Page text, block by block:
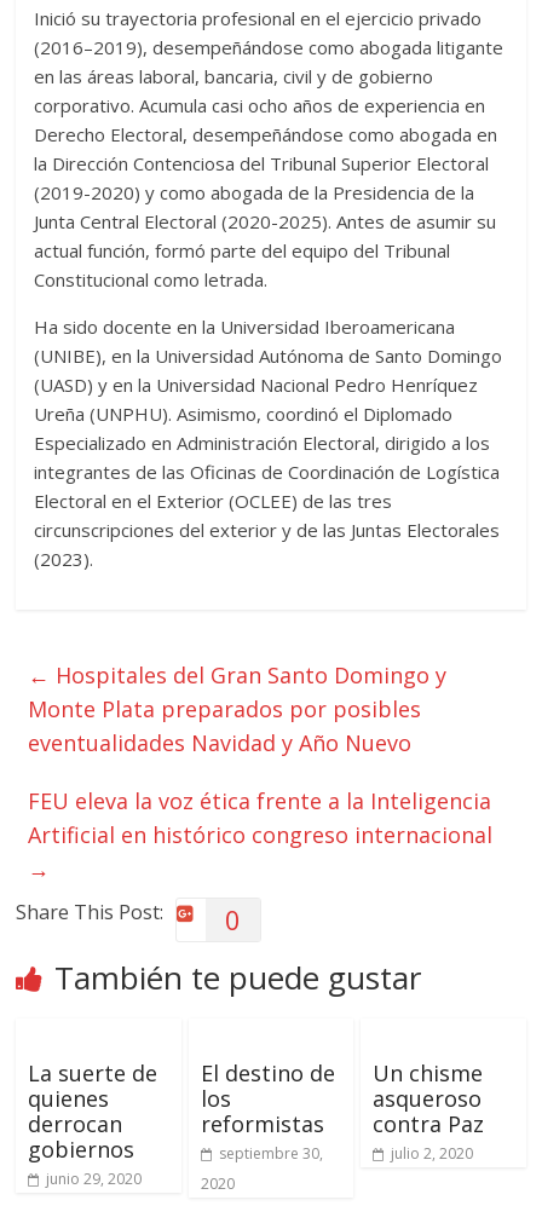
Inició su trayectoria profesional en el ejercicio privado
(2016–2019), desempeñándose como abogada litigante
en las áreas laboral, bancaria, civil y de gobierno
corporativo. Acumula casi ocho años de experiencia en
Derecho Electoral, desempeñándose como abogada en
la Dirección Contenciosa del Tribunal Superior Electoral
(2019-2020) y como abogada de la Presidencia de la
Junta Central Electoral (2020-2025). Antes de asumir su
actual función, formó parte del equipo del Tribunal
Constitucional como letrada.
Ha sido docente en la Universidad Iberoamericana
(UNIBE), en la Universidad Autónoma de Santo Domingo
(UASD) y en la Universidad Nacional Pedro Henríquez
Ureña (UNPHU). Asimismo, coordinó el Diplomado
Especializado en Administración Electoral, dirigido a los
integrantes de las Oficinas de Coordinación de Logística
Electoral en el Exterior (OCLEE) de las tres
circunscripciones del exterior y de las Juntas Electorales
(2023).
← Hospitales del Gran Santo Domingo y
Monte Plata preparados por posibles
eventualidades Navidad y Año Nuevo
FEU eleva la voz ética frente a la Inteligencia
Artificial en histórico congreso internacional
→
Share This Post: 0
También te puede gustar
La suerte de
quienes
derrocan
gobiernos
junio 29, 2020
El destino de
los
reformistas
septiembre 30,
2020
Un chisme
asqueroso
contra Paz
julio 2, 2020